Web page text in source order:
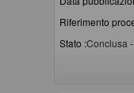
Riferimento
Stato :Conclusa